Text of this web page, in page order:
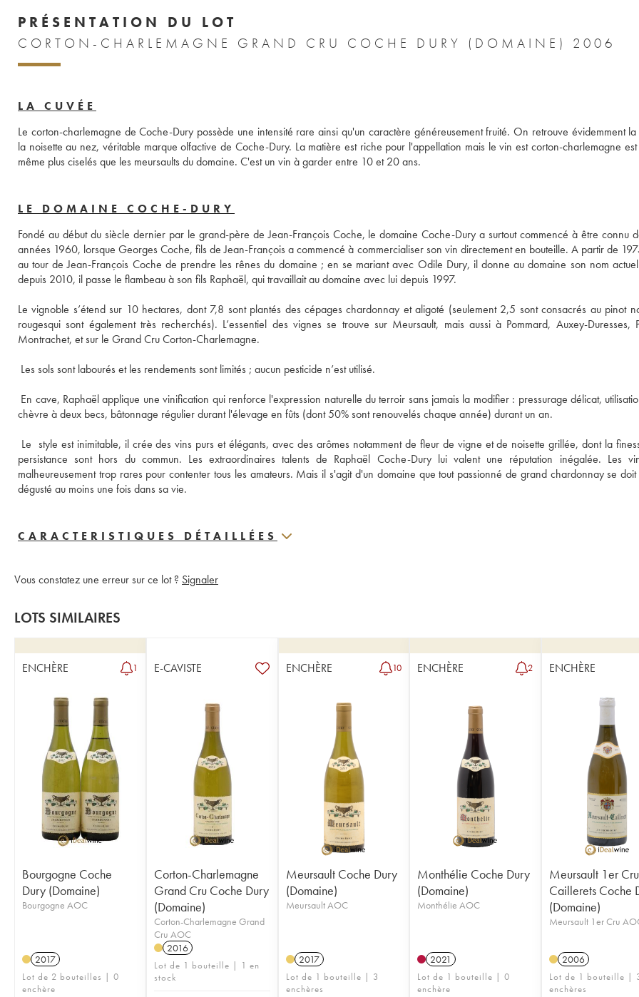
PRÉSENTATION DU LOT
CORTON-CHARLEMAGNE GRAND CRU COCHE DURY (DOMAINE) 2006
LA CUVÉE
Le corton-charlemagne de Coche-Dury possède une intensité rare ainsi qu'un caractère généreusement fruité. On retrouve évidemment
la noisette au nez, véritable marque olfactive de Coche-Dury. La matière est riche pour l'appellation mais le vin est corton-charlemagne est
même plus ciselés que les meursaults du domaine. C'est un vin à garder entre 10 et 20 ans.
LE DOMAINE COCHE-DURY
Fondé au début du siècle dernier par le grand-père de Jean-François Coche, le domaine Coche-Dury a surtout commencé à être connu
années 1960, lorsque Georges Coche, fils de Jean-François a commencé à commercialiser son vin directement en bouteille. A partir de
au tour de Jean-François Coche de prendre les rênes du domaine ; en se mariant avec Odile Dury, il donne au domaine son nom
Le vignoble s’étend sur 10 hectares, dont 7,8 sont plantés des cépages chardonnay et aligoté (seulement 2,5 sont consacrés au pinot
rougesqui sont également très recherchés). L’essentiel des vignes se trouve sur Meursault, mais aussi à Pommard, Auxey-Duresses,
En cave, Raphaël applique une vinification qui renforce l'expression naturelle du terroir sans jamais la modifier : pressurage délicat,
Le  style est inimitable, il crée des vins purs et élégants, avec des arômes notamment de fleur de vigne et de noisette grillée, dont la
persistance sont hors du commun. Les extraordinaires talents de Raphaël Coche-Dury lui valent une réputation inégalée. Les
malheureusement trop rares pour contenter tous les amateurs. Mais il s'agit d'un domaine que tout passionné de grand chardonnay se
dégusté au moins une fois dans sa vie.
CARACTERISTIQUES DÉTAILLÉES
Vous constatez une erreur sur ce lot ? Signaler
LOTS SIMILAIRES
ENCHÈRE 1
Bourgogne Coche
Dury (Domaine)
Bourgogne AOC
2017
Lot de 2 bouteilles | 0
enchère
E-CAVISTE
Corton-Charlemagne
Grand Cru Coche Dury
(Domaine)
Corton-Charlemagne Grand
Cru AOC
2016
Lot de 1 bouteille | 1 en
stock
ENCHÈRE 10
Meursault Coche Dury
(Domaine)
Meursault AOC
2017
Lot de 1 bouteille | 3
enchères
ENCHÈRE 2
Monthélie Coche Dury
(Domaine)
Monthélie AOC
2021
Lot de 1 bouteille | 0
enchère
ENCHÈRE
Meursault 1er Cru
Caillerets Coche
(Domaine)
Meursault 1er Cru
2006
Lot de 1 bouteille |
enchères